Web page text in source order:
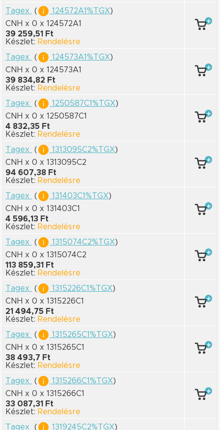
Tagex
( 124572A1%TGX)
CNH x 0 x 124572A1
39 259,51 Ft
Készlet: Rendelésre
Tagex
( 124573A1%TGX)
CNH x 0 x 124573A1
39 834,82 Ft
Készlet: Rendelésre
Tagex
( 1250587C1%TGX)
CNH x 0 x 1250587C1
4 832,35 Ft
Készlet: Rendelésre
Tagex
( 1313095C2%TGX)
CNH x 0 x 1313095C2
94 607,38 Ft
Készlet: Rendelésre
Tagex
( 131403C1%TGX)
CNH x 0 x 131403C1
4 596,13 Ft
Készlet: Rendelésre
Tagex
( 1315074C2%TGX)
CNH x 0 x 1315074C2
113 859,31 Ft
Készlet: Rendelésre
Tagex
( 1315226C1%TGX)
CNH x 0 x 1315226C1
21 494,75 Ft
Készlet: Rendelésre
Tagex
( 1315265C1%TGX)
CNH x 0 x 1315265C1
38 493,7 Ft
Készlet: Rendelésre
Tagex
( 1315266C1%TGX)
CNH x 0 x 1315266C1
33 087,31 Ft
Készlet: Rendelésre
Tagex
( 1319245C2%TGX)